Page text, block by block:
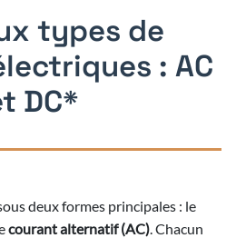
types de
: AC
DC*
deux formes principales : le
courant alternatif (AC). Chacun